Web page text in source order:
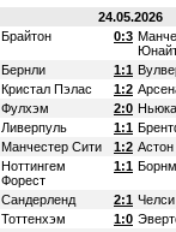
24.05.2026
Брайтон
0:3
Бернли
1:1
Кристал Пэлас
1:2
Фулхэм
2:0
Ливерпуль
1:1
Манчестер Сити
1:2
Ноттингем
Форест
1:1
Сандерленд 2:1 Челси
Тоттенхэм
1:0